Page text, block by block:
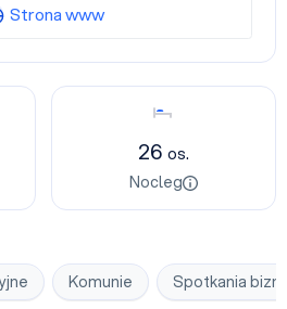
Nocleg
26 os.
Nocleg
Komunie Spotkania
Strona www